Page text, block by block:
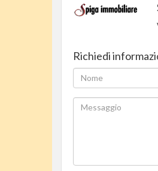
Richiedi